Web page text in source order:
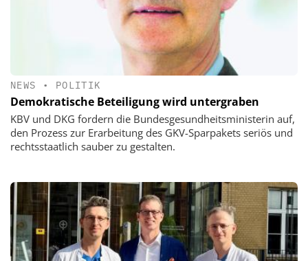
NEWS • POLITIK
Demokratische Beteiligung wird untergraben
KBV und DKG fordern die Bundesgesundheitsministerin auf,
den Prozess zur Erarbeitung des GKV-Sparpakets seriös und
rechtsstaatlich sauber zu gestalten.